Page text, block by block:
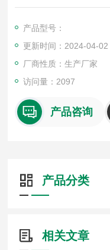
子元气件等相关产品的
境试验*设备。
产品型号：
更新时间：2024-04-02
厂商性质：生产厂家
访问量：2097
产品咨询
产品分类
相关文章